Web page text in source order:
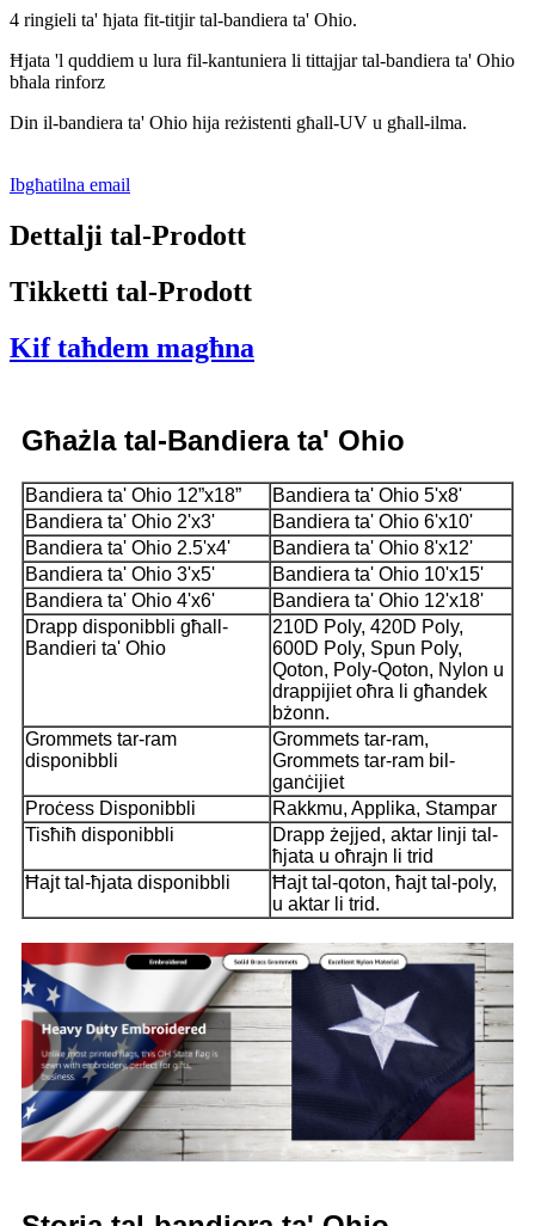
4 ringieli ta' ħjata fit-titjir tal-bandiera ta' Ohio.
Ħjata 'l quddiem u lura fil-kantuniera li tittajjar tal-bandiera ta' Ohio
bħala rinforz
Din il-bandiera ta' Ohio hija reżistenti għall-UV u għall-ilma.
Ibgħatilna email
Dettalji tal-Prodott
Tikketti tal-Prodott
Kif taħdem magħna
Għażla tal-Bandiera ta' Ohio
Bandiera ta' Ohio 12”x18”
Bandiera ta' Ohio 5'x8'
Bandiera ta' Ohio 2'x3'
Bandiera ta' Ohio 6'x10'
Bandiera ta' Ohio 2.5'x4'
Bandiera ta' Ohio 8'x12'
Bandiera ta' Ohio 3'x5'
Bandiera ta' Ohio 10'x15'
Bandiera ta' Ohio 4'x6'
Bandiera ta' Ohio 12'x18'
Drapp disponibbli għall-
Bandieri ta' Ohio
210D Poly, 420D Poly,
600D Poly, Spun Poly,
Qoton, Poly-Qoton, Nylon u
drappijiet oħra li għandek
bżonn.
Grommets tar-ram
disponibbli
Grommets tar-ram,
Grommets tar-ram bil-
ganċijiet
Proċess Disponibbli
Rakkmu, Applika, Stampar
Tisħiħ disponibbli
Drapp żejjed, aktar linji tal-
ħjata u oħrajn li trid
Ħajt tal-ħjata disponibbli
Ħajt tal-qoton, ħajt tal-poly,
u aktar li trid.